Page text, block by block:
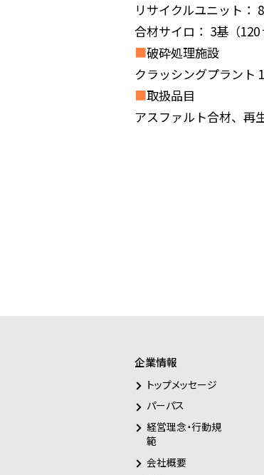
リサイクルユニット：
合材サイロ： 3基（
■破砕処理施設
クラッシングプラント
■取扱品目
アスファルト合材、再
企業情報
トップメッセージ
パーパス
経営理念・行動規
範
会社概要